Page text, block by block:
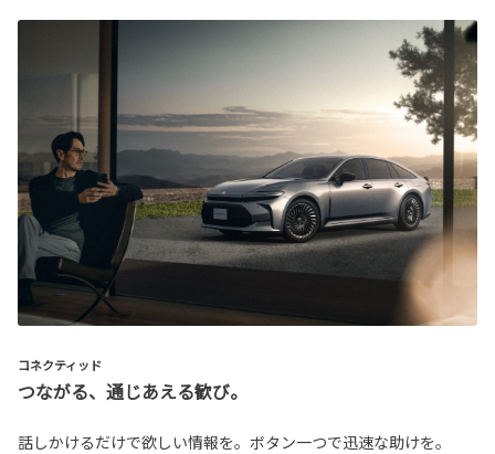
コネクティッド
つながる、通じあえる歓び。
話しかけるだけで欲しい情報を。ボタン一つで迅速な助けを。